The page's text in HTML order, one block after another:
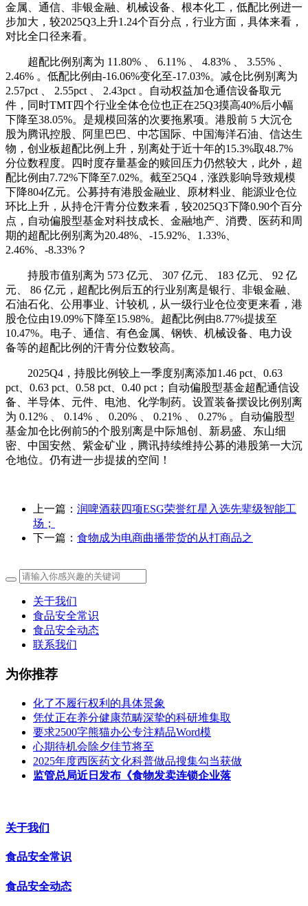
金属、通信、非银金融、机械设备、根本化工，低配比例进一
步加大，较2025Q3上升1.24个百分点，行业方面，具体来看，
对比全口径来看。
超配比例别离为 11.80% 、 6.11% 、 4.83% 、 3.55% 、
2.46% 。低配比例由-16.06%变化至-17.03%。减仓比例别离为
2.57pct 、 2.55pct 、 2.43pct 。自动权益加仓通信设备取元
件，同时TMT四个行业全体仓位也正在25Q3摸高40%后小幅
下降至38.05%。是规模回落的次要拖累项。港股前 5 大沉仓
股为腾讯控股、阿里巴巴、中芯国际、中国海洋石油、信达生
物，创业板超配比例上升，别离处于近十年的15.3%取48.7%
分位数程度。四时度存量基金的赎回压力仍然较大，此外，超
配比例由7.72%下降至7.02%。截至25Q4，涨跌影响导致规模
下降804亿元。公募持有港股金融业、原材料业、能源业仓位
环比上升，从持仓汗青分位数来看，较2025Q3下降0.90个百分
点，自动偏股型基金对科技成长、金融地产、消费、医药和周
期的超配比例别离为20.48%、-15.92%、1.33%、
2.46%、-8.33%？
持股市值别离为 573 亿元、 307 亿元、 183 亿元、 92 亿
元、 86 亿元，超配比例后五的行业别离是银行、非银金融、
石油石化、公用事业、计较机，从一级行业仓位变更来看，港
股仓位由19.09%下降至15.98%。超配比例由8.77%提拔至
10.47%。电子、通信、有色金属、钢铁、机械设备、电力设
备等的超配比例的汗青分位数较高。
2025Q4，持股比例较上一季度别离添加1.46 pct、0.63
pct、0.63 pct、0.58 pct、0.40 pct；自动偏股型基金超配通信设
备、半导体、元件、电池、化学制药。设置装备摆设比例别离
为 0.12% 、 0.14% 、 0.20% 、 0.21% 、 0.27% 。自动偏股型
基金加仓比例前5的个股别离是中际旭创、新易盛、东山细
密、中国安然、紫金矿业，腾讯持续维持公募的港股第一大沉
仓地位。仍有进一步提拔的空间！
上一篇： 润啤酒获四项ESG荣誉红星入选先辈级智能工
场；
下一篇： 食物成为电商曲播带货的从打商品之
关于我们
食品安全常识
食品安全动态
联系我们
为你推荐
化了不履行权利的具体景象
凭仗正在养分健康范畴深挚的科研堆集取
要求2500字熊猫办公专注精品Word模
心期待机会除夕佳节将至
2025年度西医药文化科普做品搜集勾当获做
监管总局近日发布《食物发卖连锁企业落
关于我们
食品安全常识
食品安全动态